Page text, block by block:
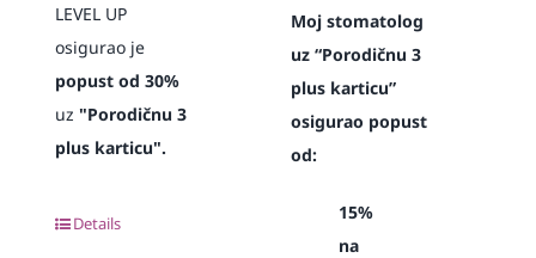
LEVEL UP
osigurao je
popust od 30%
uz "Porodičnu 3
plus karticu".
Details
Moj stomatolog
uz “Porodičnu 3
plus karticu”
osigurao popust
od:
15%
na